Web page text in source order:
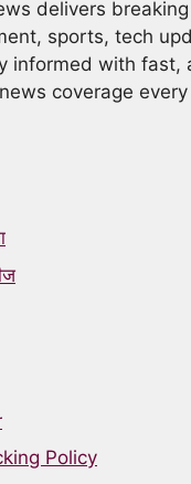
delivers
sports, tech
informed with fast,
coverage
Policy